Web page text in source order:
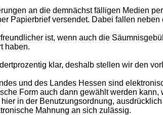
an die demnächst fälligen Medien
Papierbrief versendet. Dabei fallen
ist, wenn auch die
haben.
klar, deshalb stellen wir den
und des Landes Hessen sind
Form auch dann gewählt werden
in der Benutzungsordnung,
Mahnung an sich zulässig.